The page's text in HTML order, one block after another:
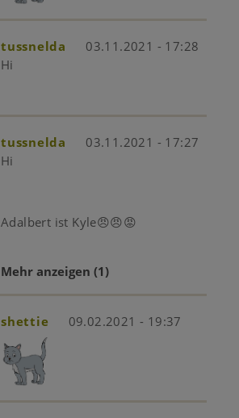
tussnelda
03.11.2021 - 17:28
Hi
tussnelda
03.11.2021 - 17:27
Hi
Adalbert ist Kyle😠😠😡
Mehr anzeigen (1)
shettie 09.02.2021 - 19:37